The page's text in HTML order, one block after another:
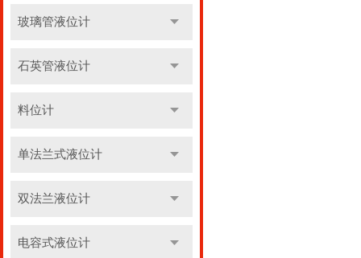
玻璃管液位计
石英管液位计
料位计
单法兰式液位计
双法兰液位计
电容式液位计